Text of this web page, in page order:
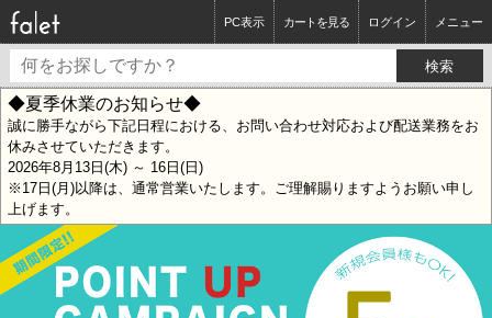
ログイン メニュー
カートを見る
PC表示
◆夏季休業のお知らせ◆
誠に勝手ながら下記日程における、お問い合わせ対応および配送業務をお
休みさせていただきます。
2026年8月13日(木) ～ 16日(日)
※17日(月)以降は、通常営業いたします。ご理解賜りますようお願い申し
上げます。